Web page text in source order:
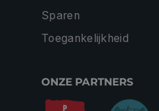
Sparen
Toegankelijkheid
ONZE PARTNERS